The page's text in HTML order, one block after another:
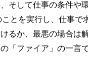
そして仕事の条件や
とを実行し、仕事で
るか、最悪の場合は
「ファイア」の一言